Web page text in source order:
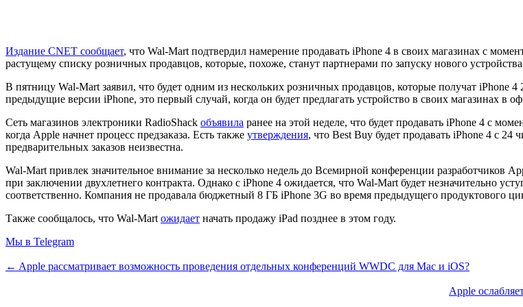
Издание CNET сообщает, что Wal-Mart подтвердил намерение продавать iPhone 4 в своих магазинах с
растущему списку розничных продавцов, которые, похоже, станут партнерами по запуску нового
В пятницу Wal-Mart заявил, что будет одним из нескольких розничных продавцов, которые получат
предыдущие версии iPhone, это первый случай, когда он будет предлагать устройство в своих магазинах в
Сеть магазинов электроники RadioShack объявила ранее на этой неделе, что будет продавать iPhone 4 с
когда Apple начнет процесс предзаказа. Есть также утверждения, что Best Buy будет продавать iPhone 4 с
предварительных заказов неизвестна.
Wal-Mart привлек значительное внимание за несколько недель до Всемирной конференции разработчиков
при заключении двухлетнего контракта. Однако с iPhone 4 ожидается, что Wal-Mart будет незначительно
соответственно. Компания не продавала бюджетный 8 ГБ iPhone 3G во время предыдущего продуктового
Также сообщалось, что Wal-Mart ожидает начать продажу iPad позднее в этом году.
Мы в Telegram
← Apple рассматривает возможность проведения отдельных конференций WWDC для Mac и iOS?
Apple